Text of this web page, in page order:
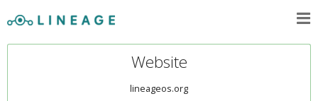
Website
lineageos.org